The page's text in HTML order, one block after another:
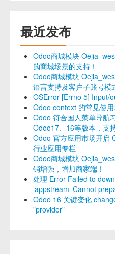
最近发布
Odoo商城模块
购商城场景的支持！
Odoo商城模块
语言支持及客户子账号模
OSError [Errno 5] Input/
Odoo context 的常见使
Odoo 符合国人菜单导航
Odoo17、16等版本，支
Odoo 官方应用市场开启
行业应用专栏
Odoo商城模块
销增强，增加商家端！
处理 Error Failed to
‘appstream‘ Cannot
Odoo 16 关键变化
"provider"